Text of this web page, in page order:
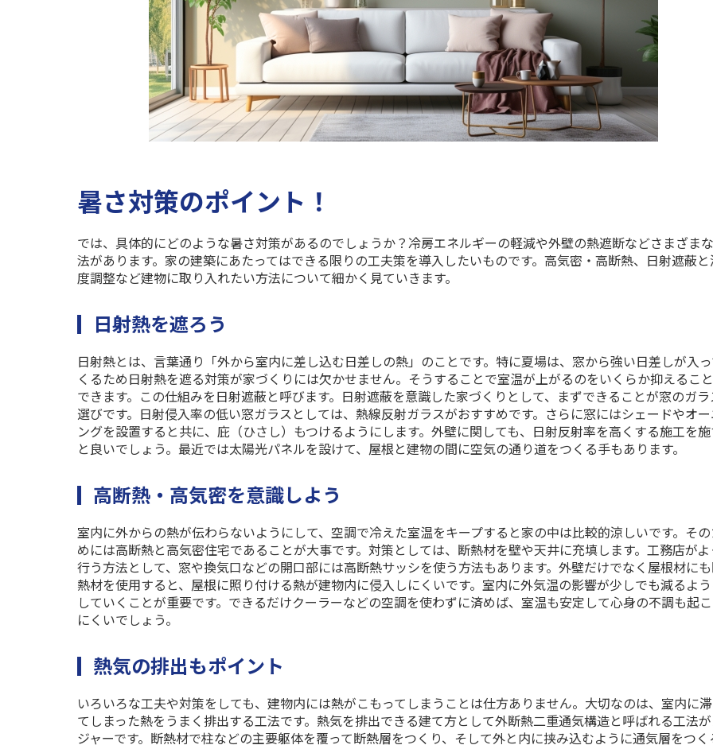
暑さ対策のポイント！
では、具体的にどのような暑さ対策があるのでしょうか？冷房エネルギーの軽減や外壁の熱遮断などさまざま
法があります。家の建築にあたってはできる限りの工夫策を導入したいものです。高気密・高断熱、日射遮蔽と
度調整など建物に取り入れたい方法について細かく見ていきます。
日射熱を遮ろう
日射熱とは、言葉通り「外から室内に差し込む日差しの熱」のことです。特に夏場は、窓から強い日差しが入
くるため日射熱を遮る対策が家づくりには欠かせません。そうすることで室温が上がるのをいくらか抑えるこ
できます。この仕組みを日射遮蔽と呼びます。日射遮蔽を意識した家づくりとして、まずできることが窓のガラ
選びです。日射侵入率の低い窓ガラスとしては、熱線反射ガラスがおすすめです。さらに窓にはシェードやオー
ングを設置すると共に、庇（ひさし）もつけるようにします。外壁に関しても、日射反射率を高くする施工を
と良いでしょう。最近では太陽光パネルを設けて、屋根と建物の間に空気の通り道をつくる手もあります。
高断熱・高気密を意識しよう
室内に外からの熱が伝わらないようにして、空調で冷えた室温をキープすると家の中は比較的涼しいです。そ
めには高断熱と高気密住宅であることが大事です。対策としては、断熱材を壁や天井に充填します。工務店がよ
行う方法として、窓や換気口などの開口部には高断熱サッシを使う方法もあります。外壁だけでなく屋根材に
熱材を使用すると、屋根に照り付ける熱が建物内に侵入しにくいです。室内に外気温の影響が少しでも減るよ
していくことが重要です。できるだけクーラーなどの空調を使わずに済めば、室温も安定して心身の不調も起
にくいでしょう。
熱気の排出もポイント
いろいろな工夫や対策をしても、建物内には熱がこもってしまうことは仕方ありません。大切なのは、室内に
てしまった熱をうまく排出する工法です。熱気を排出できる建て方として外断熱二重通気構造と呼ばれる工法
ジャーです。断熱材で柱などの主要躯体を覆って断熱層をつくり、そして外と内に挟み込むように通気層をつく